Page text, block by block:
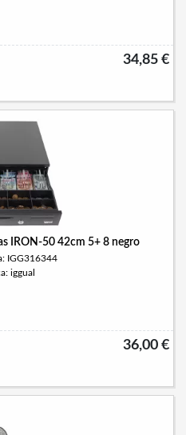
34,85 €
IRON-50 42cm 5+ 8 negro
IGG316344
iggual
36,00 €